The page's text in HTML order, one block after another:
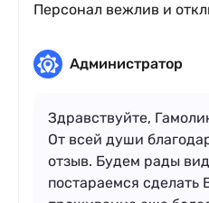
Персонал вежлив и
Администратор
Здравствуйте,
От всей души
отзыв. Будем рады
постараемся